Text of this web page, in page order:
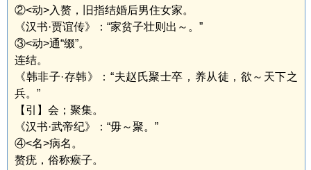
②<动>入赘，旧指结婚后男住女家。
《汉书·贾谊传》：“家贫子壮则出～。”
③<动>通“缀”。
连结。
《韩非子·存韩》：“夫赵氏聚士卒，养从徒，欲～天下之
兵。”
【引】会；聚集。
《汉书·武帝纪》：“毋～聚。”
④<名>病名。
赘疣，俗称瘊子。